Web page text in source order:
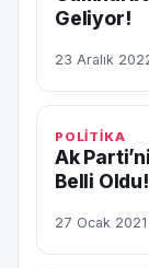
Geliyor!
23 Aralık
POLİTİKA
Ak
Belli Oldu!
27 Ocak